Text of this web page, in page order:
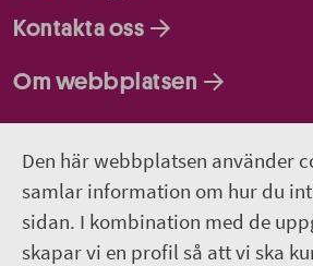
Den här webbplatsen använder
samlar information om hur du
sidan. I kombination med de
skapar vi en profil så att vi ska
Kontakta oss
Om webbplatsen
Följ oss
Lediga jobb